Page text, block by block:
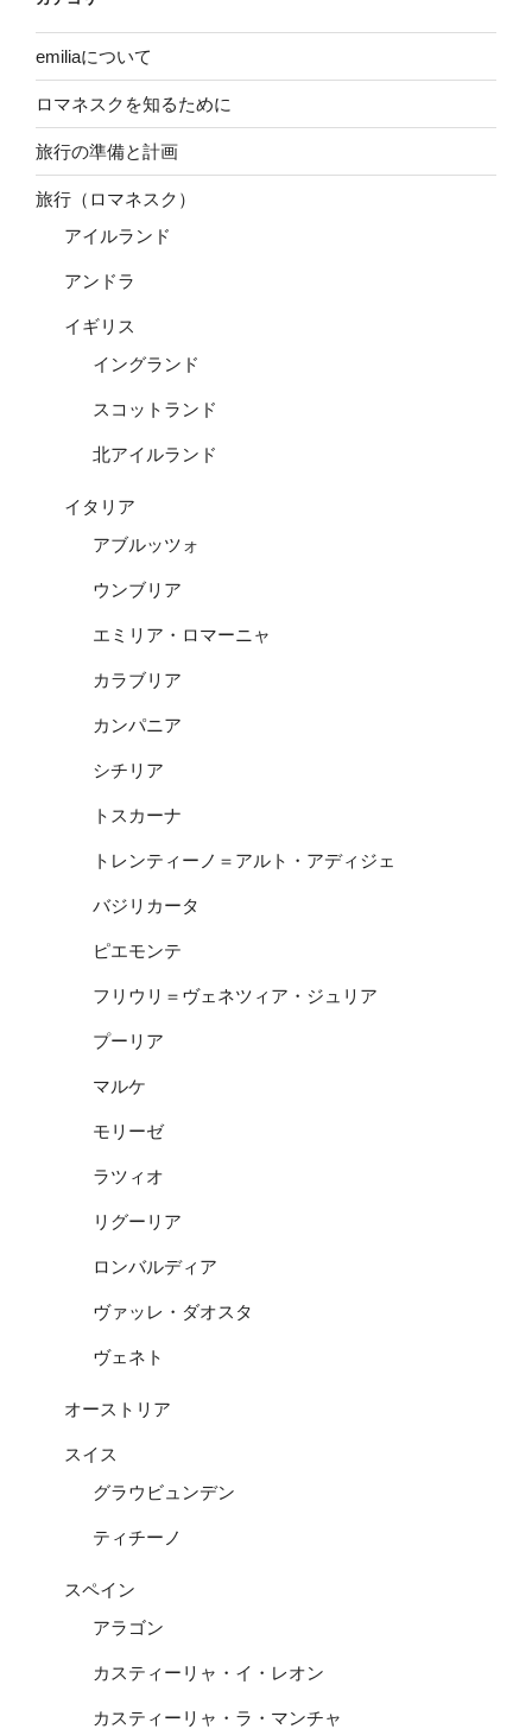
emiliaについて
ロマネスクを知るために
旅行の準備と計画
旅行（ロマネスク）
アイルランド
アンドラ
イギリス
イングランド
スコットランド
北アイルランド
イタリア
アブルッツォ
ウンブリア
エミリア・ロマーニャ
カラブリア
カンパニア
シチリア
トスカーナ
トレンティーノ＝アルト・アディジェ
バジリカータ
ピエモンテ
フリウリ＝ヴェネツィア・ジュリア
プーリア
マルケ
モリーゼ
ラツィオ
リグーリア
ロンバルディア
ヴァッレ・ダオスタ
ヴェネト
オーストリア
スイス
グラウビュンデン
ティチーノ
スペイン
アラゴン
カスティーリャ・イ・レオン
カスティーリャ・ラ・マンチャ